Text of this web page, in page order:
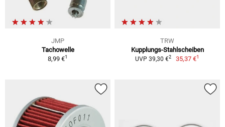
JMP
Tachowelle
8,99 €1
TRW
Kupplungs-Stahlscheiben
UVP 39,30 €2 35,37 €1